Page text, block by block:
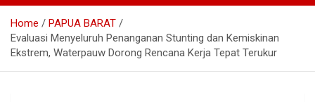
Home
PAPUA BARAT
Evaluasi Menyeluruh Penanganan Stunting dan Kemiskinan
Ekstrem, Waterpauw Dorong Rencana Kerja Tepat Terukur